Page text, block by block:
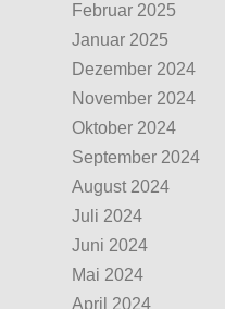
Februar 2025
Januar 2025
Dezember 2024
November 2024
Oktober 2024
September 2024
August 2024
Juli 2024
Juni 2024
Mai 2024
April 2024